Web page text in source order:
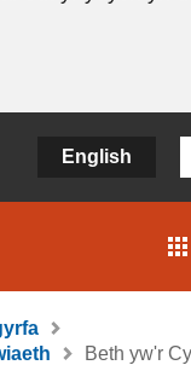
English
Beth yw'r